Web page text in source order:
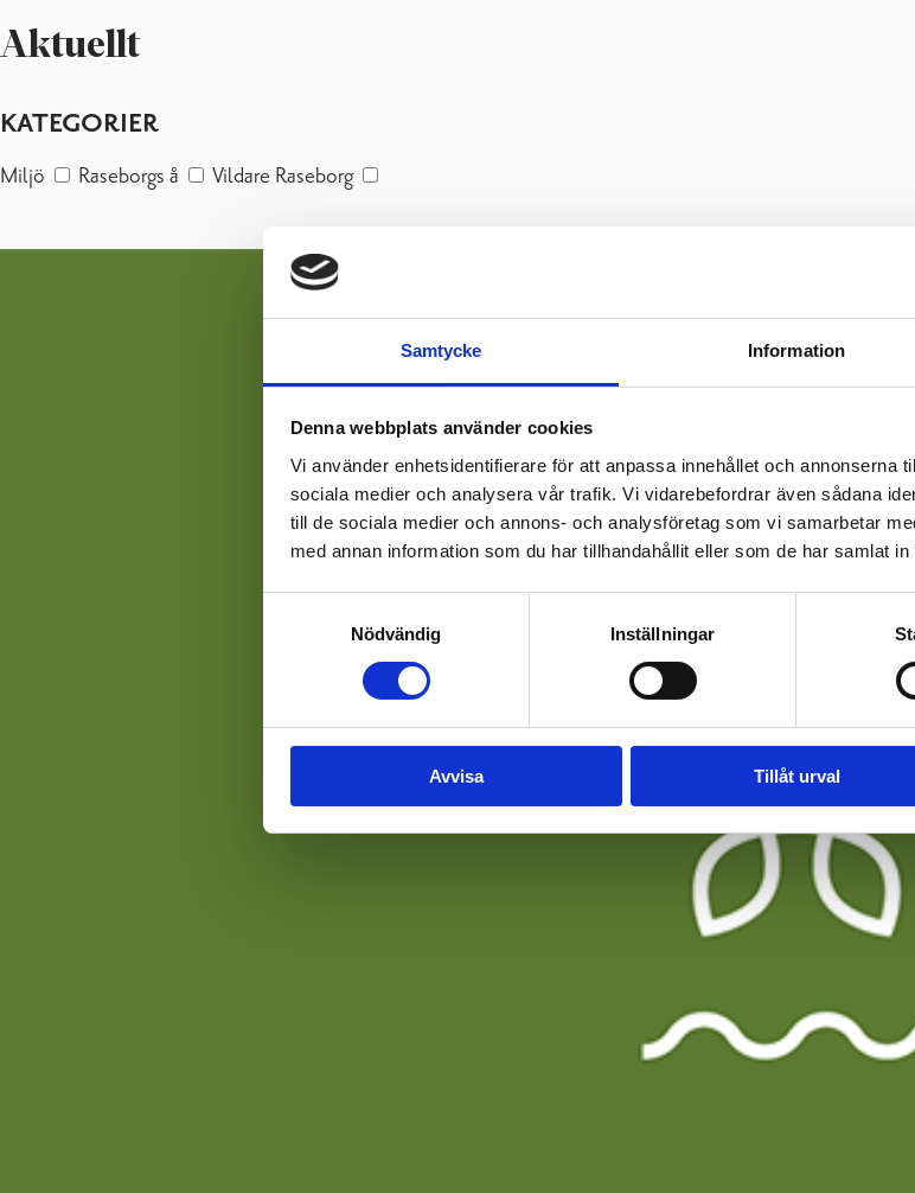
Samtycke Information
Denna webbplats använder cookies
Vi använder enhetsidentifierare för att anpassa innehållet och annonserna
sociala medier och analysera vår trafik. Vi vidarebefordrar även sådana
till de sociala medier och annons- och analysföretag som vi samarbetar
med annan information som du har tillhandahållit eller som de har samlat
Nödvändig
Inställningar
Avvisa Tillåt urval
Aktuellt
KATEGORIER
Miljö Raseborgs å Vildare Raseborg